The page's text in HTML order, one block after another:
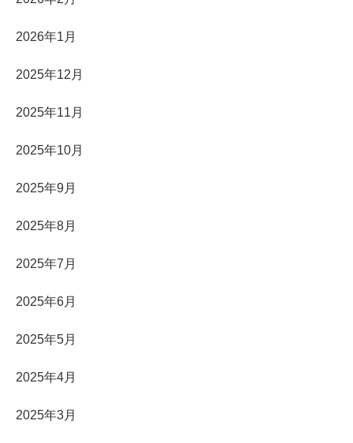
2026年1月
2025年12月
2025年11月
2025年10月
2025年9月
2025年8月
2025年7月
2025年6月
2025年5月
2025年4月
2025年3月